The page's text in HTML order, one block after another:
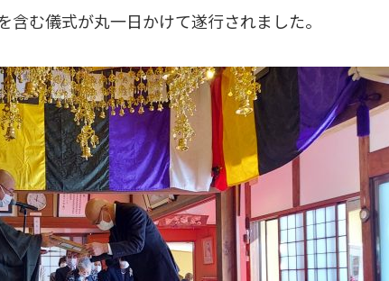
む儀式が丸一日かけて遂行されました。